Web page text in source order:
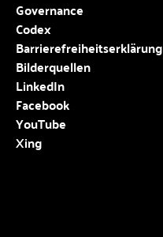
Governance
Codex
Barrierefreiheitserklärung
Bilderquellen
LinkedIn
Facebook
YouTube
Xing